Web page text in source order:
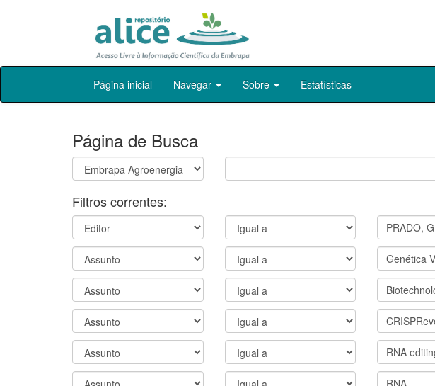
Skip
Página inicial Navegar Sobre Estatísticas
Página de Busca
Filtros correntes: